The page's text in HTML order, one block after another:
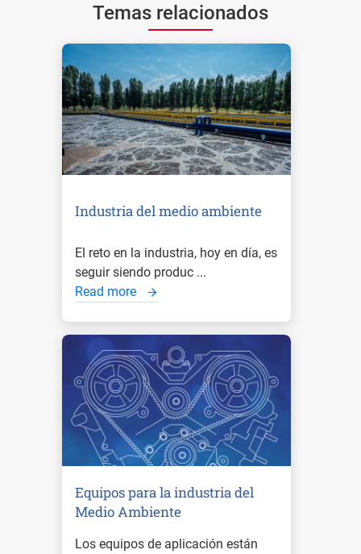
Temas relacionados
Industria del medio ambiente
El reto en la industria, hoy en día, es
seguir siendo produc ...
Read more
Equipos para la industria del
Medio Ambiente
Los equipos de aplicación están